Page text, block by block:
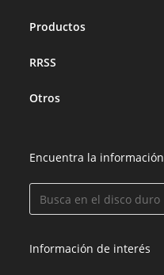
Productos
RRSS
Otros
Encuentra la información
Información de interés